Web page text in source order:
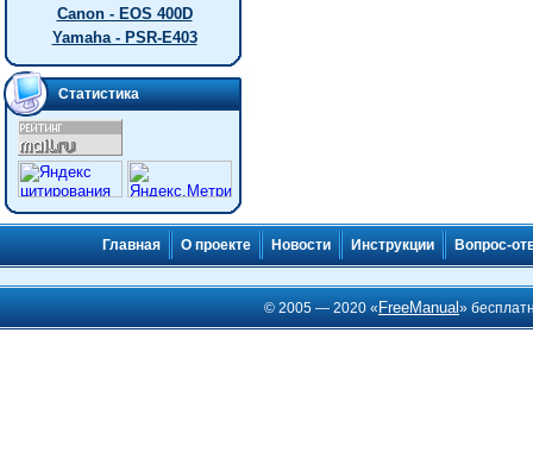
Canon - EOS 400D
Yamaha - PSR-E403
Статистика
Главная О проекте Новости Инструкции Вопрос-
© 2005 — 2020 « FreeManual»